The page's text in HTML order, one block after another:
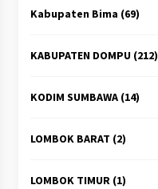
Kabupaten Bima (69)
KABUPATEN DOMPU(212)
KODIM SUMBAWA(14)
LOMBOK BARAT (2)
LOMBOK TIMUR(1)